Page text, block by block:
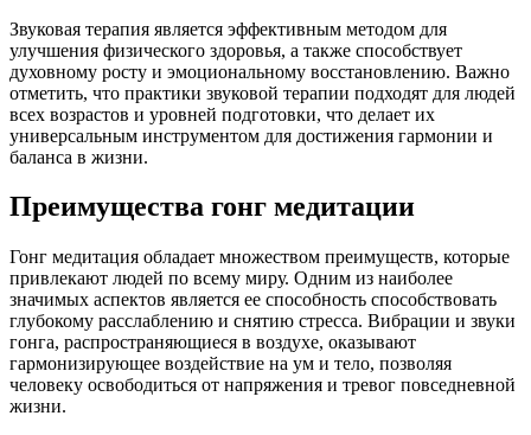
Звуковая терапия является эффективным методом для
улучшения физического здоровья, а также способствует
духовному росту и эмоциональному восстановлению. Важно
отметить, что практики звуковой терапии подходят для людей
всех возрастов и уровней подготовки, что делает их
универсальным инструментом для достижения гармонии и
баланса в жизни.
Преимущества гонг медитации
Гонг медитация обладает множеством преимуществ, которые
привлекают людей по всему миру. Одним из наиболее
значимых аспектов является ее способность способствовать
глубокому расслаблению и снятию стресса. Вибрации и звуки
гонга, распространяющиеся в воздухе, оказывают
гармонизирующее воздействие на ум и тело, позволяя
человеку освободиться от напряжения и тревог повседневной
жизни.